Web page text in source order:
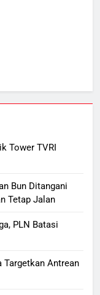
Tower TVRI
Bun Ditangani
Tetap Jalan
PLN Batasi
Targetkan Antrean
Pemadaman
Ada Uzumaki, D.
Doraemon
Terlewat, GIS
IRT Nekat